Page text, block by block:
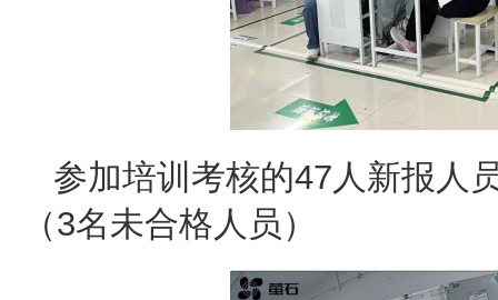
参加培训考核的47人新报人
（3名未合格人员）